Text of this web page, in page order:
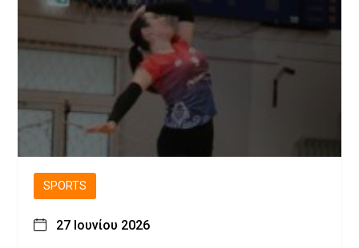
SPORTS
27 Ιουνίου 2026